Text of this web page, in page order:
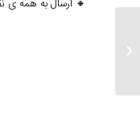
🔸 ارسال به همه ی